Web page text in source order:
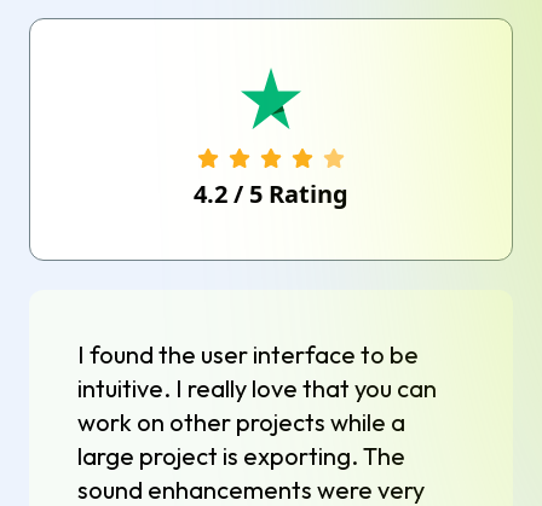
4.2/ 5 Rating
I found the user interface to be
intuitive. I really love that you can
work on other projects while a
large project is exporting. The
sound enhancements were very